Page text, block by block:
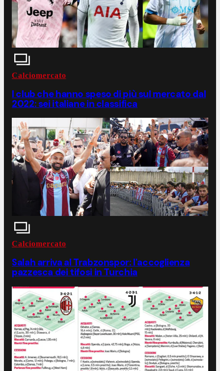
Calciomercato
I club che hanno speso di più sul mercato dal
2022: sei italiane in classifica
Calciomercato
Salah arriva al Trabzonspor: l'accoglienza
pazzesca dei tifosi in Turchia